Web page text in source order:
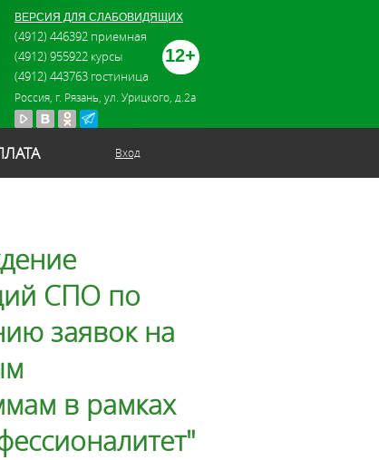
12+
ВЕРСИЯ ДЛЯ СЛАБОВИДЯЩИХ
(4912) 446392 приемная
(4912) 955922 курсы
(4912) 443763 гостиница
Россия, г. Рязань, ул. Урицкого, д.2а
Вход
СПО по
заявок на
в рамках